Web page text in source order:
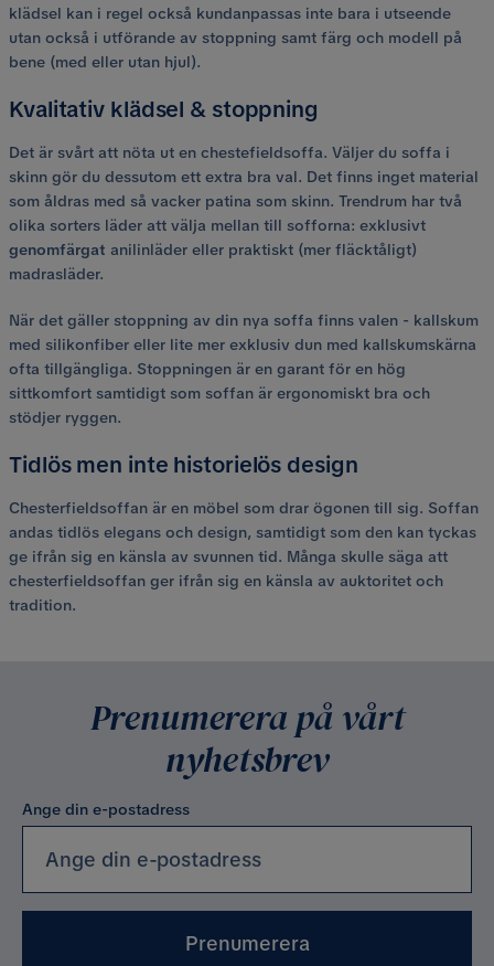
klädsel kan i regel också kundanpassas inte bara i utseende
utan också i utförande av stoppning samt färg och modell på
bene (med eller utan hjul).
Kvalitativ klädsel & stoppning
Det är svårt att nöta ut en chestefieldsoffa. Väljer du soffa i
skinn gör du dessutom ett extra bra val. Det finns inget material
som åldras med så vacker patina som skinn. Trendrum har två
olika sorters läder att välja mellan till sofforna: exklusivt
genomfärgat anilinläder eller praktiskt (mer fläcktåligt)
madrasläder.
När det gäller stoppning av din nya soffa finns valen - kallskum
med silikonfiber eller lite mer exklusiv dun med kallskumskärna
ofta tillgängliga. Stoppningen är en garant för en hög
sittkomfort samtidigt som soffan är ergonomiskt bra och
stödjer ryggen.
Tidlös men inte historielös design
Chesterfieldsoffan är en möbel som drar ögonen till sig. Soffan
andas tidlös elegans och design, samtidigt som den kan tyckas
ge ifrån sig en känsla av svunnen tid. Många skulle säga att
chesterfieldsoffan ger ifrån sig en känsla av auktoritet och
tradition.
Prenumerera på vårt
nyhetsbrev
Ange din e-postadress
Prenumerera